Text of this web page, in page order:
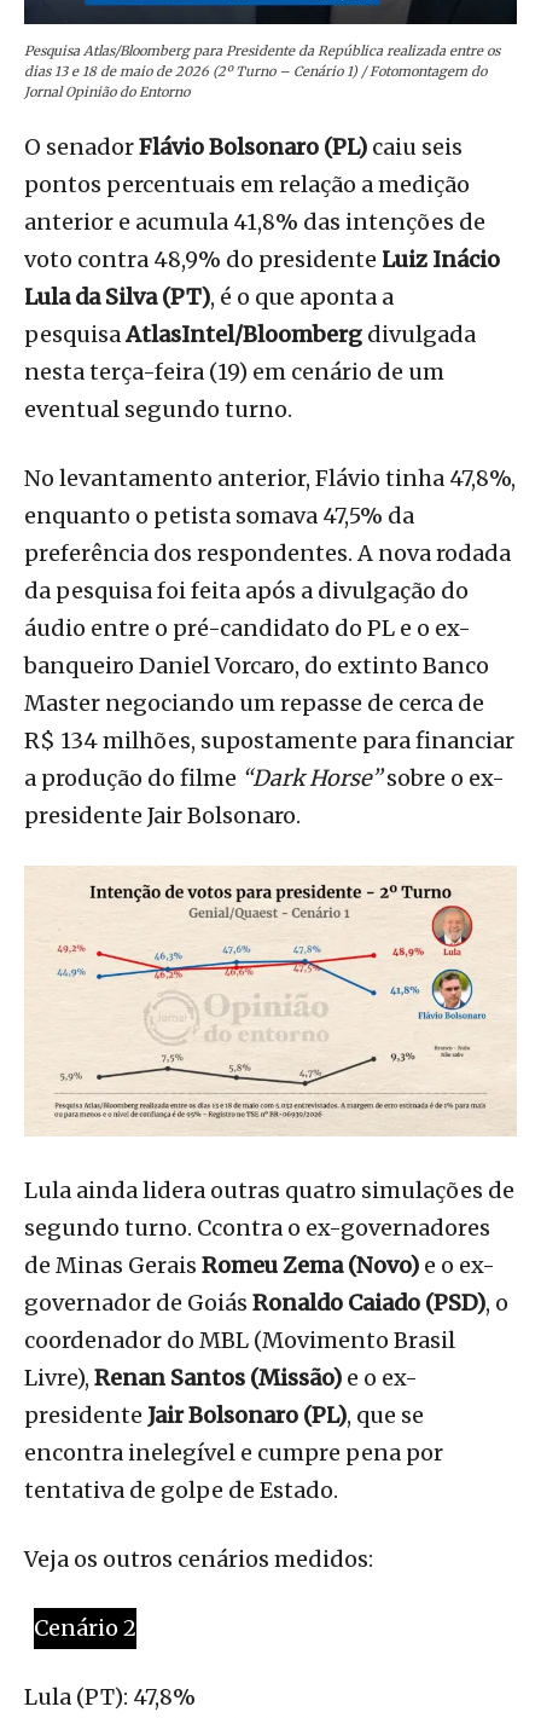
Pesquisa Atlas/Bloomberg para Presidente da República realizada entre os
dias 13 e 18 de maio de 2026 (2º Turno – Cenário 1) / Fotomontagem do
Jornal Opinião do Entorno
O senadorFlávio Bolsonaro (PL) caiu seis
pontos percentuais em relação a medição
anterior e acumula 41,8% das intenções de
voto contra 48,9% do presidente Luiz Inácio
Lula da Silva (PT), é o que aponta a
pesquisaAtlasIntel/Bloomberg divulgada
nesta terça-feira (19) em cenário de um
eventual segundo turno.
No levantamento anterior, Flávio tinha 47,8%,
enquanto o petista somava 47,5% da
preferência dos respondentes. A nova rodada
da pesquisa foi feita após a divulgação do
áudio entre o pré-candidato do PL e o ex-
banqueiro Daniel Vorcaro, do extinto Banco
Master negociando um repasse de cerca de
R$ 134 milhões, supostamente para financiar
a produção do filme “Dark Horse”sobre o ex-
presidente Jair Bolsonaro.
Lula ainda lidera outras quatro simulações de
segundo turno. Ccontra o ex-governadores
de Minas Gerais Romeu Zema (Novo) e o ex-
governador de Goiás Ronaldo Caiado (PSD), o
coordenador do MBL (Movimento Brasil
Livre), Renan Santos (Missão) e o ex-
presidente Jair Bolsonaro (PL), que se
encontra inelegível e cumpre pena por
tentativa de golpe de Estado.
Veja os outros cenários medidos:
Cenário 2
Lula (PT): 47,8%